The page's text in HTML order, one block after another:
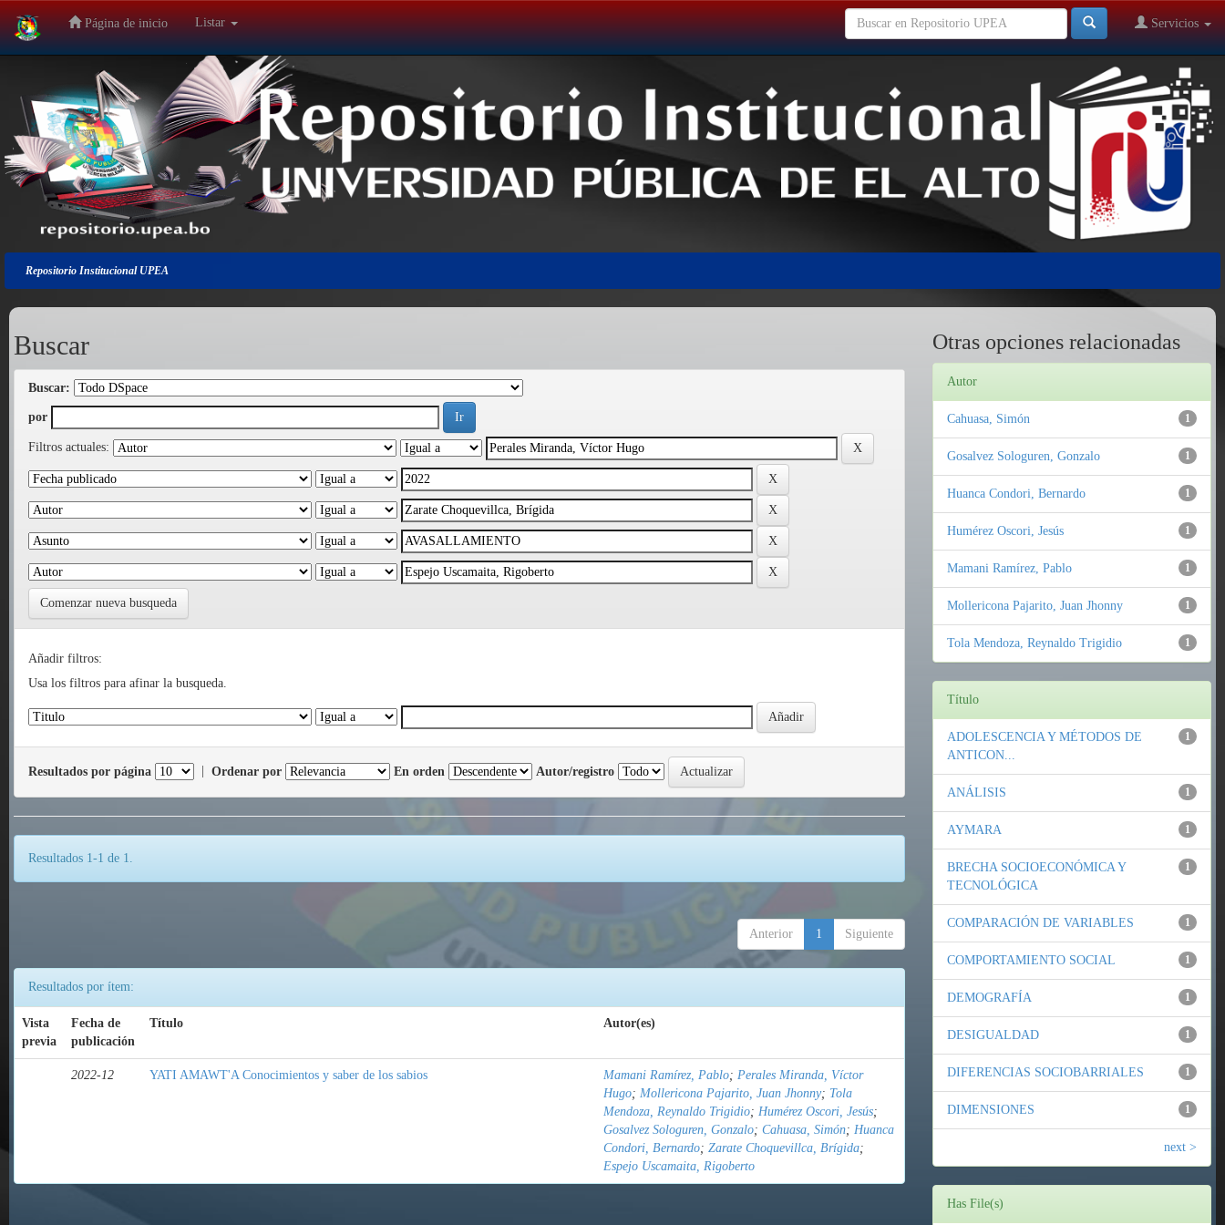
Salir
navegación
Página de inicio Listar Servicios
Repositorio Institucional UPEA
Buscar
Buscar:
por
Filtros actuales:
Comenzar nueva busqueda
Añadir filtros:
Usa los filtros para afinar la busqueda.
Resultados por página Ordenar por En orden Autor/registro
Resultados 1-1 de 1.
Anterior 1 Siguiente
Resultados por ítem:
Vista
previa
Fecha de
publicación
Título Autor(es)
2022-12 YATI AMAWT'A Conocimientos y saber de los sabios Mamani Ramírez, Pablo; Perales Miranda, Víctor
Hugo; Mollericona Pajarito, Juan Jhonny; Tola
Mendoza, Reynaldo Trigidio; Humérez Oscori, Jesús;
Gosalvez Sologuren, Gonzalo; Cahuasa, Simón; Huanca
Condori, Bernardo; Zarate Choquevillca, Brígida;
Espejo Uscamaita, Rigoberto
Otras opciones relacionadas
Autor
1
Cahuasa, Simón
1
Gosalvez Sologuren, Gonzalo
1
Huanca Condori, Bernardo
1
Humérez Oscori, Jesús
1
Mamani Ramírez, Pablo
1
Mollericona Pajarito, Juan Jhonny
1
Tola Mendoza, Reynaldo Trigidio
Título
1
ADOLESCENCIA Y MÉTODOS DE
ANTICON...
1
ANÁLISIS
1
AYMARA
1
BRECHA SOCIOECONÓMICA Y
TECNOLÓGICA
1
COMPARACIÓN DE VARIABLES
1
COMPORTAMIENTO SOCIAL
1
DEMOGRAFÍA
1
DESIGUALDAD
1
DIFERENCIAS SOCIOBARRIALES
1
DIMENSIONES
next >
Has File(s)